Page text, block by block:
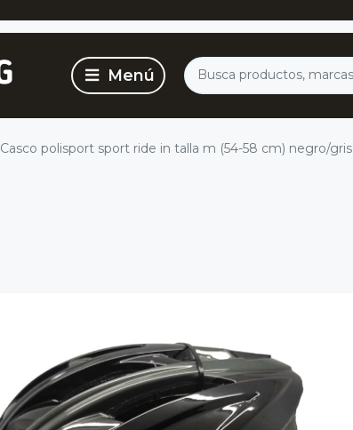
Casco polisport sport ride in talla m (54-58 cm) negro/gris